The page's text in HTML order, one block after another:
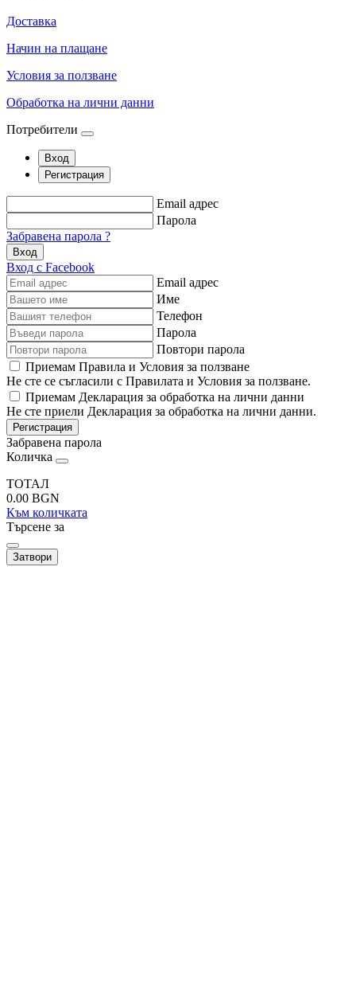
Доставка
Начин на плащане
Условия за ползване
Обработка на лични данни
Потребители
Вход
Регистрация
Email адрес
Парола
Забравена парола ?
Вход
Вход с Facebook
Email адрес
Име
Телефон
Парола
Повтори парола
Приемам Правила и Условия за ползване
Не сте се съгласили с Правилата и Условия за ползване.
Приемам Декларация за обработка на лични данни
Не сте приели Декларация за обработка на лични данни.
Регистрация
Забравена парола
Количка
ТОТАЛ
0.00 BGN
Към количката
Търсене за
Затвори